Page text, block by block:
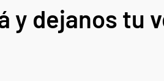
y dejanos tu